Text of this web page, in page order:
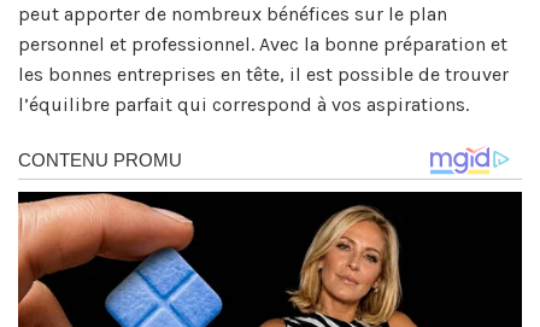
peut apporter de nombreux bénéfices sur le plan
personnel et professionnel. Avec la bonne préparation et
les bonnes entreprises en tête, il est possible de trouver
l’équilibre parfait qui correspond à vos aspirations.